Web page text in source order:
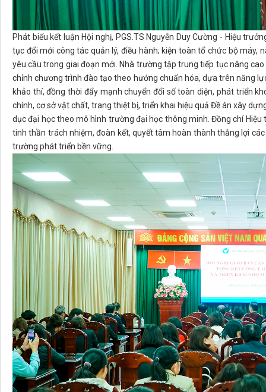
Phát biểu kết luận Hội nghị, PGS.TS Nguyễn Duy Cường - Hiệu
tục đổi mới công tác quản lý, điều hành; kiện toàn tổ chức bộ máy,
yêu cầu trong giai đoạn mới. Nhà trường tập trung tiếp tục nâng
chỉnh chương trình đào tạo theo hướng chuẩn hóa, dựa trên năng
khảo thí, đồng thời đẩy mạnh chuyển đổi số toàn diện, phát triển
chính, cơ sở vật chất, trang thiệt bị, triển khai hiệu quả Đề án xây
dục đại học theo mô hình trường đại học thông minh. Đồng chí
tinh thần trách nhiệm, đoàn kết, quyết tâm hoàn thành thắng lợi
trường phát triển bền vững.